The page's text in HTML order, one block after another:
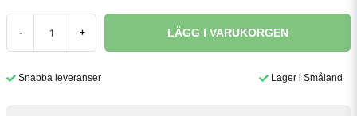
- + LÄGG I VARUKORGEN
Snabba leveranser Lager i Småland